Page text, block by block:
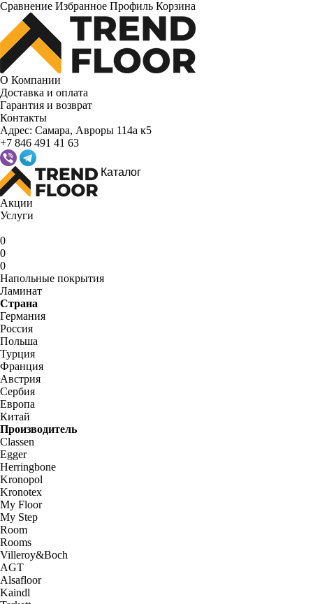
Сравнение Избранное Профиль Корзина
О Компании
Доставка и оплата
Гарантия и возврат
Контакты
Адрес: Самара, Авроры 114а к5
+7 846 491 41 63
Каталог
Акции
Услуги
0
0
0
Напольные покрытия
Ламинат
Страна
Германия
Россия
Польша
Турция
Франция
Австрия
Сербия
Европа
Китай
Производитель
Classen
Egger
Herringbone
Kronopol
Kronotex
My Floor
My Step
Room
Rooms
Villeroy&Boch
AGT
Alsafloor
Kaindl